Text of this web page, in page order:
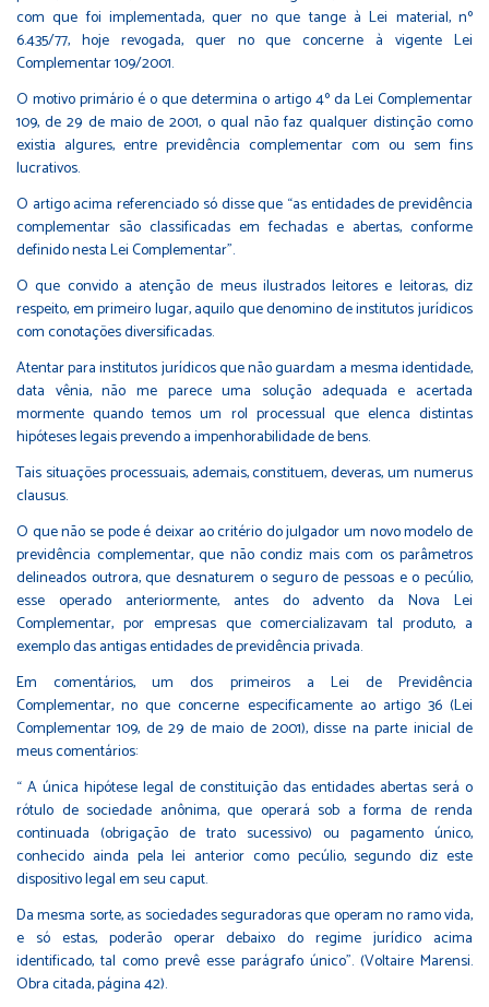
com que foi implementada, quer no que tange à Lei material, nº
6.435/77, hoje revogada, quer no que concerne à vigente Lei
Complementar 109/2001.
O motivo primário é o que determina o artigo 4º da Lei Complementar
109, de 29 de maio de 2001, o qual não faz qualquer distinção como
existia algures, entre previdência complementar com ou sem fins
lucrativos.
O artigo acima referenciado só disse que “as entidades de previdência
complementar são classificadas em fechadas e abertas, conforme
definido nesta Lei Complementar”.
O que convido a atenção de meus ilustrados leitores e leitoras, diz
respeito, em primeiro lugar, aquilo que denomino de institutos jurídicos
com conotações diversificadas.
Atentar para institutos jurídicos que não guardam a mesma identidade,
data vênia, não me parece uma solução adequada e acertada
mormente quando temos um rol processual que elenca distintas
hipóteses legais prevendo a impenhorabilidade de bens.
Tais situações processuais, ademais, constituem, deveras, um numerus
clausus.
O que não se pode é deixar ao critério do julgador um novo modelo de
previdência complementar, que não condiz mais com os parâmetros
delineados outrora, que desnaturem o seguro de pessoas e o pecúlio,
esse operado anteriormente, antes do advento da Nova Lei
Complementar, por empresas que comercializavam tal produto, a
exemplo das antigas entidades de previdência privada.
Em comentários, um dos primeiros a Lei de Previdência
Complementar, no que concerne especificamente ao artigo 36 (Lei
Complementar 109, de 29 de maio de 2001), disse na parte inicial de
meus comentários:
“ A única hipótese legal de constituição das entidades abertas será o
rótulo de sociedade anônima, que operará sob a forma de renda
continuada (obrigação de trato sucessivo) ou pagamento único,
conhecido ainda pela lei anterior como pecúlio, segundo diz este
dispositivo legal em seu caput.
Da mesma sorte, as sociedades seguradoras que operam no ramo vida,
e só estas, poderão operar debaixo do regime jurídico acima
identificado, tal como prevê esse parágrafo único”. (Voltaire Marensi.
Obra citada, página 42).